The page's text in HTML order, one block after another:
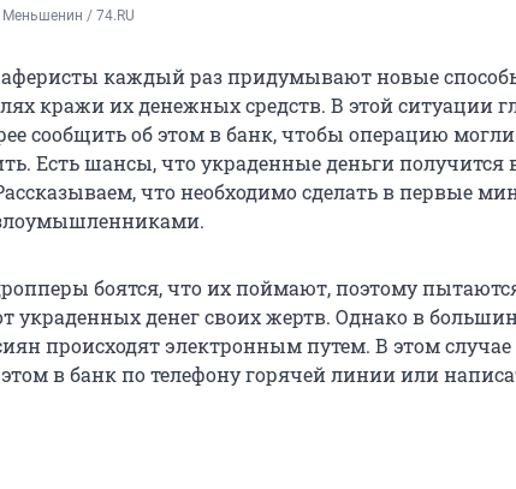
/ 74.RU
каждый раз придумывают новые
кражи их денежных средств. В этой ситуации
сообщить об этом в банк, чтобы операцию могли
Есть шансы, что украденные деньги получится
что необходимо сделать в первые
боятся, что их поймают, поэтому
украденных денег своих жертв. Однако в
происходят электронным путем. В этом случае
в банк по телефону горячей линии или